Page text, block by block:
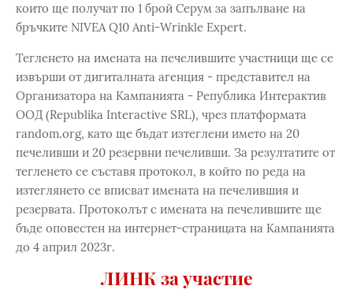
които ще получат по 1 брой Серум за запълване на
бръчките NIVEA Q10 Anti-Wrinkle Expert.
Тегленето на имената на печелившите участници ще се
извърши от дигиталната агенция - представител на
Организатора на Кампанията - Република Интерактив
ООД (Republika Interactive SRL), чрез платформата
random.org, като ще бъдат изтеглени името на 20
печеливши и 20 резервни печеливши. За резултатите от
тегленето се съставя протокол, в който по реда на
изтеглянето се вписват имената на печелившия и
резервата. Протоколът с имената на печелившите ще
бъде оповестен на интернет-страницата на Кампанията
до 4 април 2023г.
ЛИНК за участие